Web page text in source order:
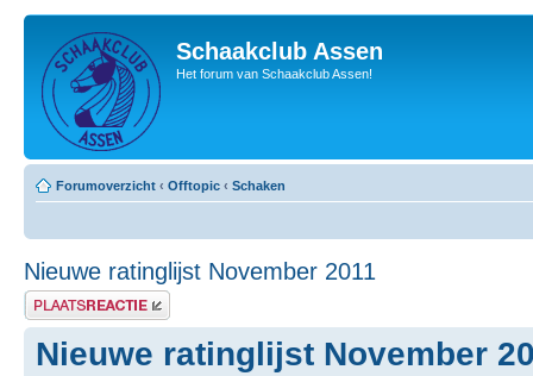
Schaakclub Assen
Het forum van Schaakclub Assen!
Forumoverzicht ‹ Offtopic ‹ Schaken
Nieuwe ratinglijst November 2011
Plaats een reactie
Nieuwe ratinglijst November